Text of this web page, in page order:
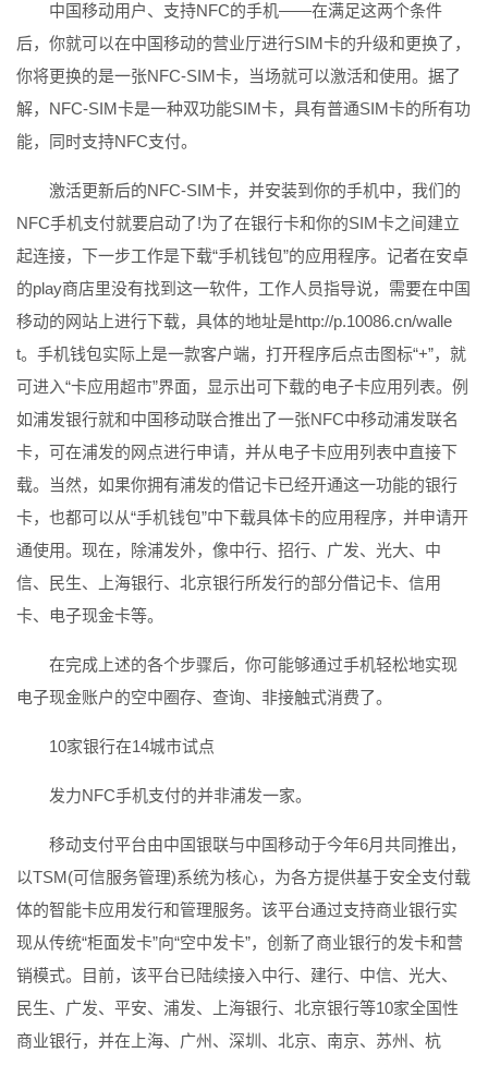
中国移动用户、支持NFC的手机——在满足这两个条件
后，你就可以在中国移动的营业厅进行SIM卡的升级和更换了，
你将更换的是一张NFC-SIM卡，当场就可以激活和使用。据了
解，NFC-SIM卡是一种双功能SIM卡，具有普通SIM卡的所有功
能，同时支持NFC支付。
激活更新后的NFC-SIM卡，并安装到你的手机中，我们的
NFC手机支付就要启动了!为了在银行卡和你的SIM卡之间建立
起连接，下一步工作是下载“手机钱包”的应用程序。记者在安卓
的play商店里没有找到这一软件，工作人员指导说，需要在中国
移动的网站上进行下载，具体的地址是http://p.10086.cn/walle
t。手机钱包实际上是一款客户端，打开程序后点击图标“+”，就
可进入“卡应用超市”界面，显示出可下载的电子卡应用列表。例
如浦发银行就和中国移动联合推出了一张NFC中移动浦发联名
卡，可在浦发的网点进行申请，并从电子卡应用列表中直接下
载。当然，如果你拥有浦发的借记卡已经开通这一功能的银行
卡，也都可以从“手机钱包”中下载具体卡的应用程序，并申请开
通使用。现在，除浦发外，像中行、招行、广发、光大、中
信、民生、上海银行、北京银行所发行的部分借记卡、信用
卡、电子现金卡等。
在完成上述的各个步骤后，你可能够通过手机轻松地实现
电子现金账户的空中圈存、查询、非接触式消费了。
10家银行在14城市试点
发力NFC手机支付的并非浦发一家。
移动支付平台由中国银联与中国移动于今年6月共同推出，
以TSM(可信服务管理)系统为核心，为各方提供基于安全支付载
体的智能卡应用发行和管理服务。该平台通过支持商业银行实
现从传统“柜面发卡”向“空中发卡”，创新了商业银行的发卡和营
销模式。目前，该平台已陆续接入中行、建行、中信、光大、
民生、广发、平安、浦发、上海银行、北京银行等10家全国性
商业银行，并在上海、广州、深圳、北京、南京、苏州、杭